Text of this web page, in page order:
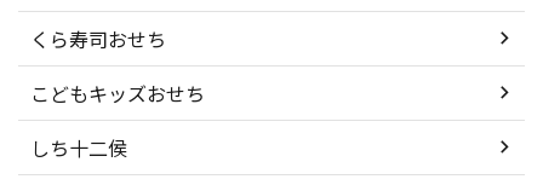
くら寿司おせち
こどもキッズおせち
しち十二侯